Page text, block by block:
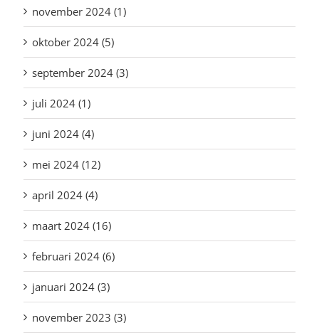
november 2024 (1)
oktober 2024 (5)
september 2024 (3)
juli 2024 (1)
juni 2024 (4)
mei 2024 (12)
april 2024 (4)
maart 2024 (16)
februari 2024 (6)
januari 2024 (3)
november 2023 (3)